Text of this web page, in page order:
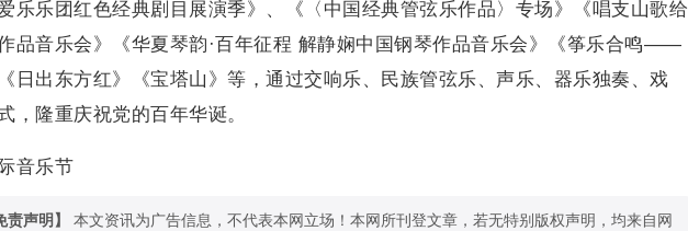
乐乐团红色经典剧目展演季》、《〈中国经典管弦乐作品〉专场》《唱支山歌给
音乐会》《华夏琴韵·百年征程 解静娴中国钢琴作品音乐会》《筝乐合鸣——
日出东方红》《宝塔山》等，通过交响乐、民族管弦乐、声乐、器乐独奏、戏
，隆重庆祝党的百年华诞。
音乐节
责声明】
本文资讯为广告信息，不代表本网立场！本网所刊登文章，若无特别版权声明，均来自网